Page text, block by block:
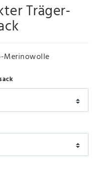
Träger-
Merinowolle